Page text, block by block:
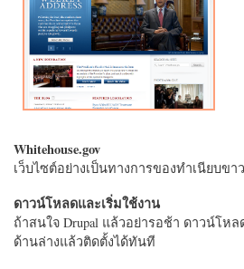
Whitehouse.gov
เว็บไซต์อย่างเป็นทางการของทำเนียบขาว
ดาวน์โหลดและเริ่มใช้งาน
ถ้าสนใจ Drupal แล้วอย่ารอช้า ดาวน์โห
ด้านล่างแล้วติดตั้งได้ทันที